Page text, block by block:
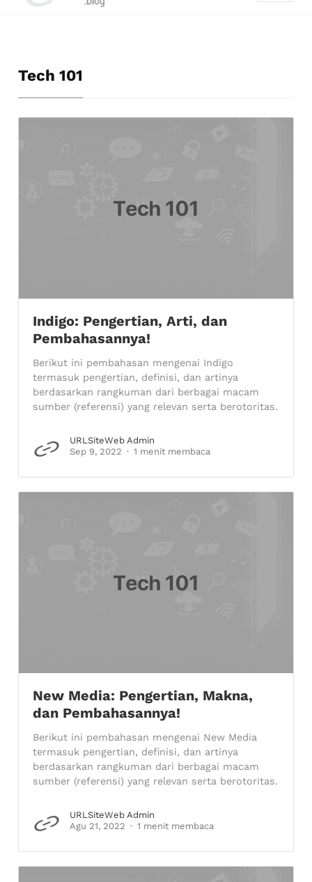
Tech 101
Indigo: Pengertian, Arti, dan
Pembahasannya!
Berikut ini pembahasan mengenai Indigo
termasuk pengertian, definisi, dan artinya
berdasarkan rangkuman dari berbagai macam
sumber (referensi) yang relevan serta berotoritas.
URLSiteWeb Admin
Sep 9, 2022
1 menit membaca
New Media: Pengertian, Makna,
dan Pembahasannya!
Berikut ini pembahasan mengenai New Media
termasuk pengertian, definisi, dan artinya
berdasarkan rangkuman dari berbagai macam
sumber (referensi) yang relevan serta berotoritas.
URLSiteWeb Admin
Agu 21, 2022
1 menit membaca